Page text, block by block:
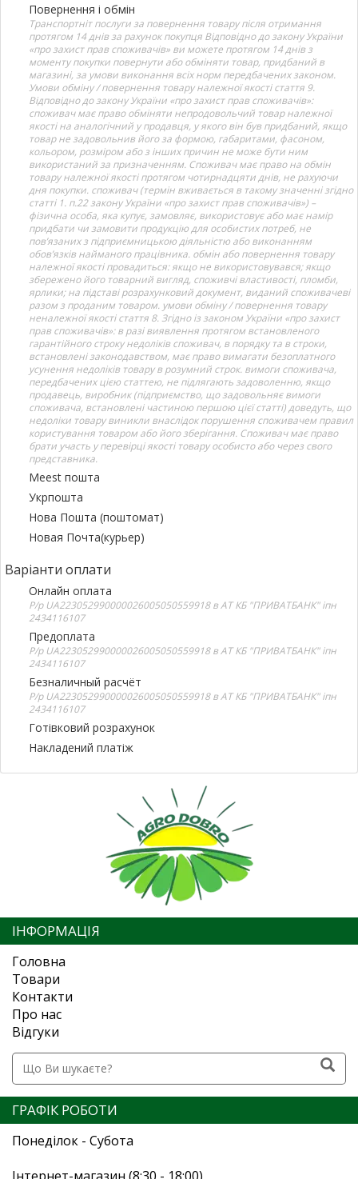
Повернення і обмін
Транспортніт послуги за повернення товару після отримання
протягом 14 днів за рахунок покупця Відповідно до закону України
«про захист прав споживачів» ви можете протягом 14 днів з
моменту покупки повернути або обміняти товар, придбаний в
магазині, за умови виконання всіх норм передбачених законом.
Умови обміну / повернення товару належної якості стаття 9.
Відповідно до закону України «про захист прав споживачів»:
споживач має право обміняти непродовольчий товар належної
якості на аналогічний у продавця, у якого він був придбаний, якщо
товар не задовольнив його за формою, габаритами, фасоном,
кольором, розміром або з інших причин не може бути ним
використаний за призначенням. Споживач має право на обмін
товару належної якості протягом чотирнадцяти днів, не рахуючи
дня покупки. споживач (термін вживається в такому значенні згідно
статті 1. п.22 закону України «про захист прав споживачів») –
фізична особа, яка купує, замовляє, використовує або має намір
придбати чи замовити продукцію для особистих потреб, не
пов’язаних з підприємницькою діяльністю або виконанням
обов’язків найманого працівника. обмін або повернення товару
належної якості провадиться: якщо не використовувався; якщо
збережено його товарний вигляд, споживчі властивості, пломби,
ярлики; на підставі розрахунковий документ, виданий споживачеві
разом з проданим товаром. умови обміну / повернення товару
неналежної якості стаття 8. Згідно із законом України «про захист
прав споживачів»: в разі виявлення протягом встановленого
гарантійного строку недоліків споживач, в порядку та в строки,
встановлені законодавством, має право вимагати безоплатного
усунення недоліків товару в розумний строк. вимоги споживача,
передбачених цією статтею, не підлягають задоволенню, якщо
продавець, виробник (підприємство, що задовольняє вимоги
споживача, встановлені частиною першою цієї статті) доведуть, що
недоліки товару виникли внаслідок порушення споживачем правил
користування товаром або його зберігання. Споживач має право
брати участь у перевірці якості товару особисто або через свого
представника.
Meest пошта
Укрпошта
Нова Пошта (поштомат)
Новая Почта(курьер)
Варіанти оплати
Онлайн оплата
Р/р UA223052990000026005050559918 в АТ КБ "ПРИВАТБАНК" іпн
2434116107
Предоплата
Р/р UA223052990000026005050559918 в АТ КБ "ПРИВАТБАНК" іпн
2434116107
Безналичный расчёт
Р/р UA223052990000026005050559918 в АТ КБ "ПРИВАТБАНК" іпн
2434116107
Готівковий розрахунок
Накладений платіж
ІНФОРМАЦІЯ
Головна
Товари
Контакти
Про нас
Відгуки
ГРАФІК РОБОТИ
Понеділок - Субота
Інтернет-магазин (8:30 - 18:00)